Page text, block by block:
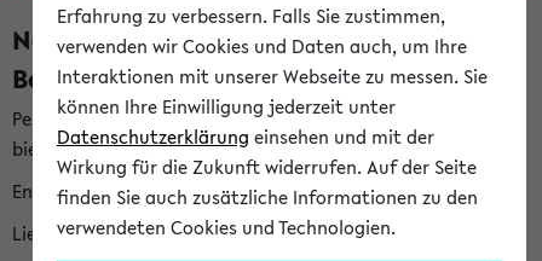
Nachhaltigkeitspreis 2026:
Bewerbungsphase gestartet (06.08.26)
Per E-Mail eingestellt von nachhaltigkeitsbuero@uni-
bielefeld.de an den Verteiler 'Alle Studierenden':
English version below
Liebe Studierende,
Erfahrung zu verbessern. Falls Sie zustimmen,
verwenden wir Cookies und Daten auch, um Ihre
Interaktionen mit unserer Webseite zu messen. Sie
können Ihre Einwilligung jederzeit unter
Datenschutzerklärung einsehen und mit der
Wirkung für die Zukunft widerrufen. Auf der Seite
finden Sie auch zusätzliche Informationen zu den
verwendeten Cookies und Technologien.